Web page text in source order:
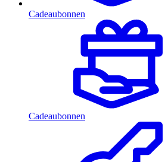
Cadeaubonnen
Cadeaubonnen